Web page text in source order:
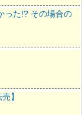
った!? その場合の
】